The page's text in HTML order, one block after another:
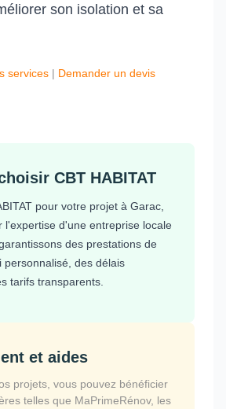
son isolation et sa
services | Demander un devis
CBT HABITAT
pour votre projet à Garac,
l'expertise d'une entreprise locale
des prestations de
personnalisé, des délais
tarifs transparents.
et aides
projets, vous pouvez bénéficier
telles que MaPrimeRénov, les